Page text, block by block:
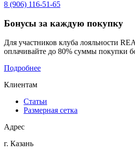
8 (906) 116-51-65
Бонусы за каждую покупку
Для участников клуба лояльности
оплачивайте до 80% суммы покупки
Подробнее
Клиентам
Статьи
Размерная сетка
Адрес
г. Казань